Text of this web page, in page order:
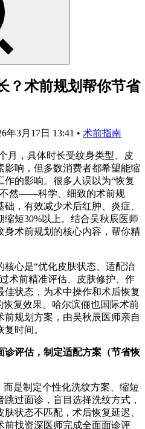
？术前规划帮你节省
年3月17日 13:41 • 术前指南
月，具体时长受纹身类型、皮
影响，但多数消费者都希望能缩
的影响。很多人误以为“恢复
然——科学、细致的术前规
，有效减少术后红肿、炎症、
缩短30%以上。结合吴秋辰医师
身术前规划的核心内容，帮你精
心是“优化皮肤状态、适配治
术前精准评估、皮肤修护、作
状态，为术中操作和术后恢复
恢复效果。哈尔滨俪也国际术前
规划方案，由吴秋辰医师亲自
时间。
诊评估，制定适配方案（节省恢
是制定个性化洗纹方案、缩短
过面诊，盲目选择洗纹方式，
状态不匹配，术后恢复延迟、
前找资深医师完成全面面诊评